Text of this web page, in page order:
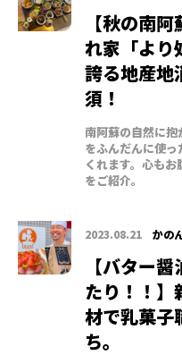
【秋の南
れ家「より
誇る地産地
須！
南阿蘇の自然に
をふんだんに使
くれます。心も
をご紹介。
2023.08.21 かの
【バター
たり！！】
材で乳菓子
ち。